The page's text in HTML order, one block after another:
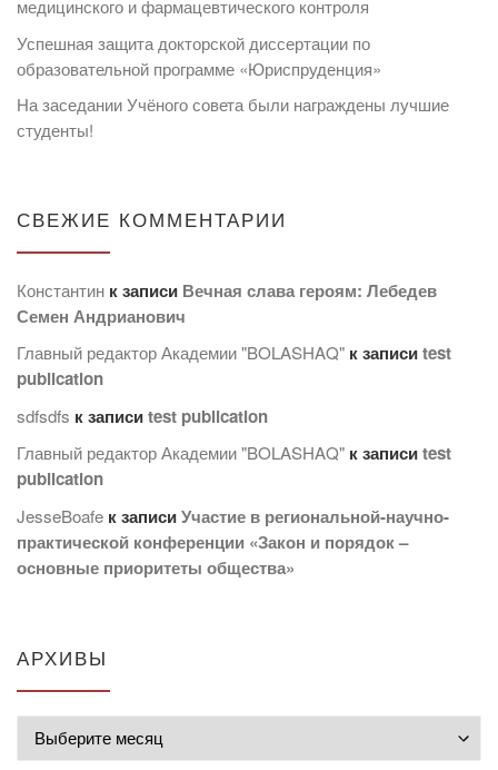
медицинского и фармацевтического контроля
Успешная защита докторской диссертации по
образовательной программе «Юриспруденция»
На заседании Учёного совета были награждены лучшие
студенты!
СВЕЖИЕ КОММЕНТАРИИ
Константин к записи Вечная слава героям: Лебедев
Семен Андрианович
Главный редактор Академии "BOLASHAQ" к записиtest
publication
sdfsdfs к записиtest publication
Главный редактор Академии "BOLASHAQ" к записиtest
publication
JesseBoafe к записиУчастие в региональной-научно-
практической конференции «Закон и порядок –
основные приоритеты общества»
АРХИВЫ